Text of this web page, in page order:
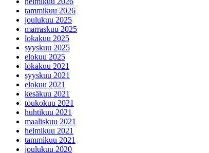
tammikuu 2026
joulukuu 2025
marraskuu 2025
lokakuu 2025
syyskuu 2025
elokuu 2025
lokakuu 2021
syyskuu 2021
elokuu 2021
kesäkuu 2021
toukokuu 2021
huhtikuu 2021
maaliskuu 2021
helmikuu 2021
tammikuu 2021
joulukuu 2020